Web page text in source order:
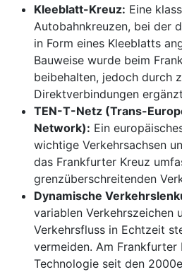
Kleeblatt-Kreuz: Eine
Autobahnkreuzen, bei der
in Form eines Kleeblatts
Bauweise wurde beim
beibehalten, jedoch durch
Direktverbindungen
TEN-T-Netz (Trans-
Network): Ein
wichtige Verkehrsachsen
das Frankfurter Kreuz
grenzüberschreitenden
Dynamische
variablen Verkehrszeichen
Verkehrsfluss in Echtzeit
vermeiden. Am Frankfurter
Technologie seit den